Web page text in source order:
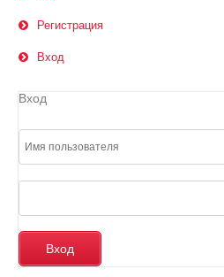
Регистрация
Вход
Вход